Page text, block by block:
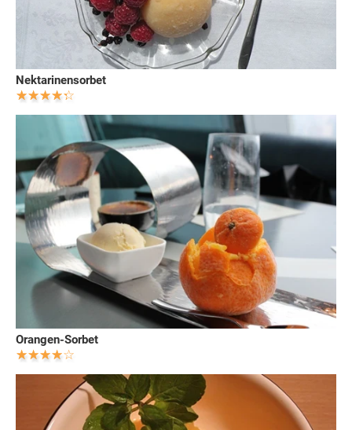
Nektarinensorbet
Orangen-Sorbet